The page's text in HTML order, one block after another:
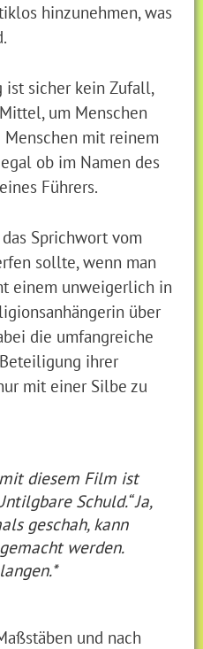
hinzunehmen, was
ist sicher kein Zufall,
um Menschen
Menschen mit reinem
ob im Namen des
Führers.
Sprichwort vom
sollte, wenn man
einem unweigerlich in
über
die umfangreiche
ihrer
mit einer Silbe zu
diesem Film ist
Schuld.“ Ja,
geschah, kann
werden.
und nach